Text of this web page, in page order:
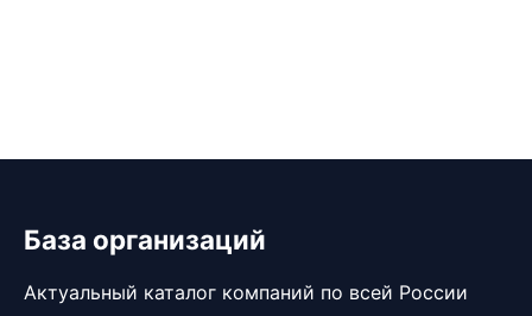
База организаций
Актуальный каталог компаний по всей России